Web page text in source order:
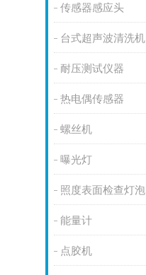
传感器感应头
台式超声波清洗机
耐压测试仪器
热电偶传感器
螺丝机
曝光灯
照度表面检查灯泡
能量计
点胶机